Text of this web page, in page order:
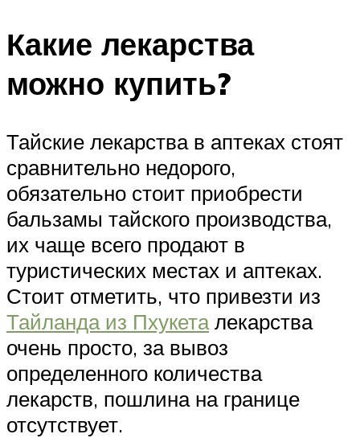
Какие лекарства
можно купить?
Тайские лекарства в аптеках стоят
сравнительно недорого,
обязательно стоит приобрести
бальзамы тайского производства,
их чаще всего продают в
туристических местах и аптеках.
Стоит отметить, что привезти из
Тайланда из Пхукеталекарства
очень просто, за вывоз
определенного количества
лекарств, пошлина на границе
отсутствует.